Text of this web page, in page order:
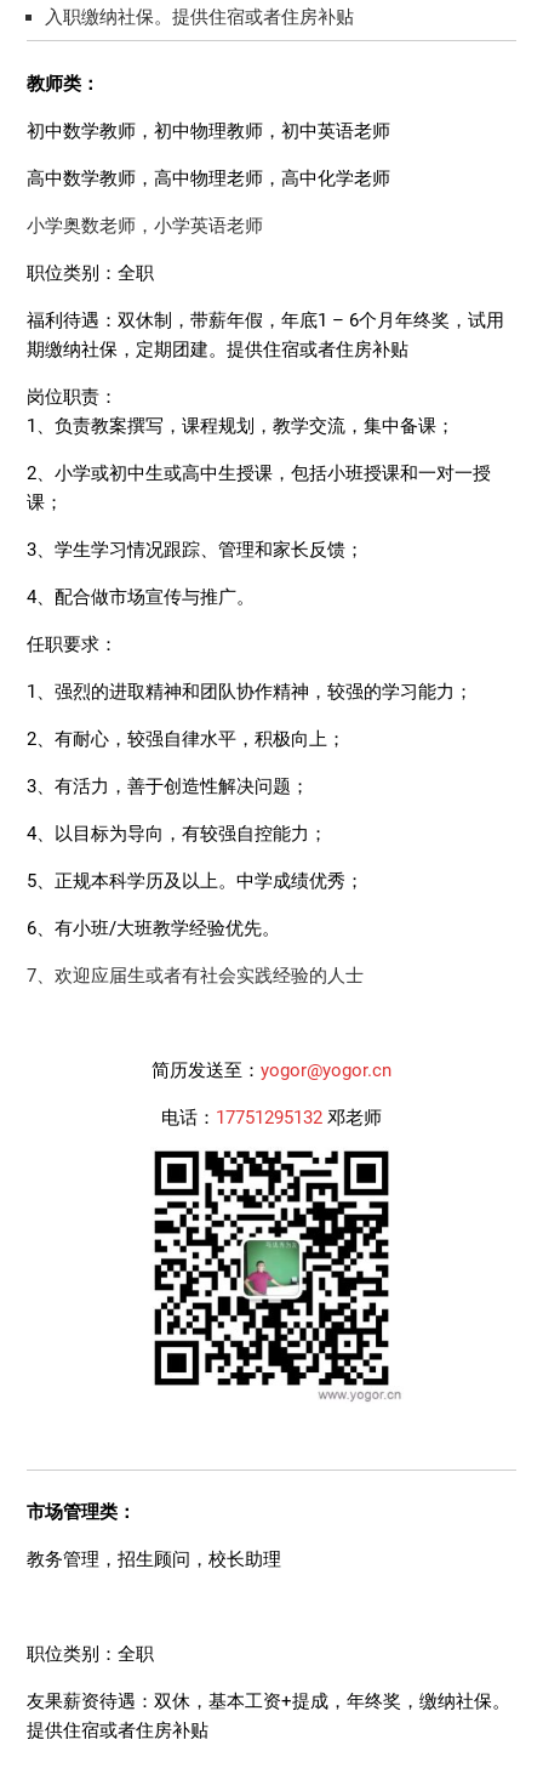
入职缴纳社保。提供住宿或者住房补贴
教师类：
初中数学教师，初中物理教师，初中英语老师
高中数学教师，高中物理老师，高中化学老师
小学奥数老师，小学英语老师
职位类别：全职
福利待遇：双休制，带薪年假，年底1 – 6个月年终奖，试用
期缴纳社保，定期团建。提供住宿或者住房补贴
岗位职责：
1、负责教案撰写，课程规划，教学交流，集中备课；
2、小学或初中生或高中生授课，包括小班授课和一对一授
课；
3、学生学习情况跟踪、管理和家长反馈；
4、配合做市场宣传与推广。
任职要求：
1、强烈的进取精神和团队协作精神，较强的学习能力；
2、有耐心，较强自律水平，积极向上；
3、有活力，善于创造性解决问题；
4、以目标为导向，有较强自控能力；
5、正规本科学历及以上。中学成绩优秀；
6、有小班/大班教学经验优先。
7、欢迎应届生或者有社会实践经验的人士
简历发送至： yogor@yogor.cn
电话： 17751295132邓老师
市场管理类：
教务管理，招生顾问，校长助理
职位类别：全职
友果薪资待遇：双休，基本工资+提成，年终奖，缴纳社保。
提供住宿或者住房补贴